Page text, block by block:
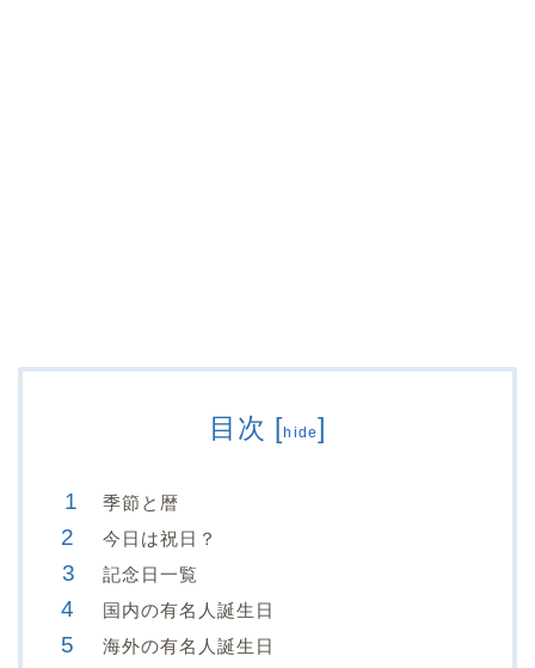
目次 [hide]
季節と暦
今日は祝日？
記念日一覧
国内の有名人誕生日
海外の有名人誕生日